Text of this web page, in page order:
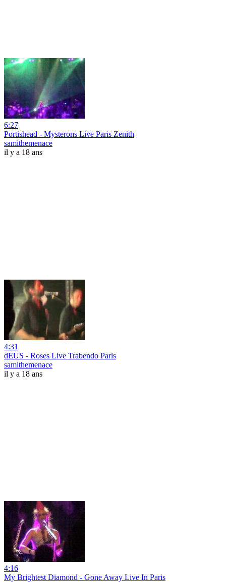
6:27
Portishead - Mysterons Live Paris Zenith
samithemenace
il y a 18 ans
4:31
dEUS - Roses Live Trabendo Paris
samithemenace
il y a 18 ans
4:16
My Brightest Diamond - Gone Away Live In Paris